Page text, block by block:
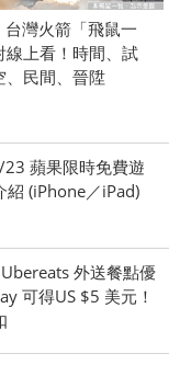
台灣火箭「飛鼠一
線上看！時間、試
、民間、晉陞
23 蘋果限時免費遊
紹 (iPhone／iPad)
Ubereats 外送餐點優
可得US $5 美元！